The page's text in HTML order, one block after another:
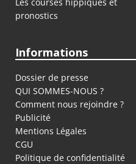
pronostics
Informations
Dossier de presse
QUI SOMMES-NOUS ?
Comment nous rejoindre ?
Publicité
Mentions Légales
CGU
Politique de confidentialité